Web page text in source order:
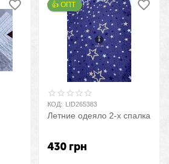
👍 ОПТ
КОД: LID265383
Летние одеяло 2-х спалка
430 грн